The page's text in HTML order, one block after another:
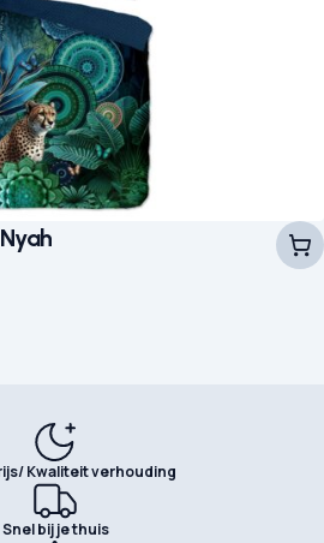
Kwaliteit verhouding
Snel bij je thuis